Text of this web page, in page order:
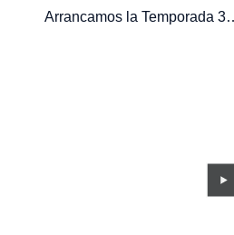
Arrancamos la Temporada